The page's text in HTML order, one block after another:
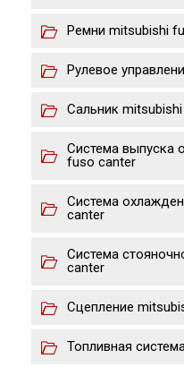
Ремни mitsubishi
Рулевое
Сальник
Система выпуска
fuso canter
Система
canter
Система
canter
Сцепление
Топливная